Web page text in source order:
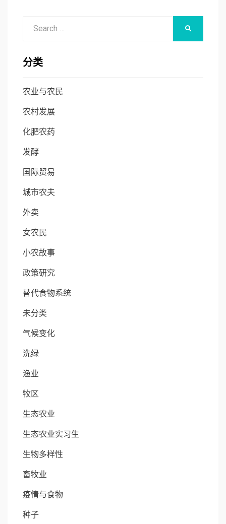
分类
农业与农民
农村发展
化肥农药
发酵
国际贸易
城市农夫
外卖
女农民
小农故事
政策研究
替代食物系统
未分类
气候变化
洗绿
渔业
牧区
生态农业
生态农业实习生
生物多样性
畜牧业
疫情与食物
种子